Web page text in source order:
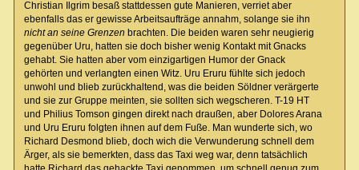
Christian Ilgrim besaß stattdessen gute Manieren, verriet aber
ebenfalls das er gewisse Arbeitsaufträge annahm, solange sie ihn
nicht an seine Grenzen brachten. Die beiden waren sehr neugierig
gegenüber Uru, hatten sie doch bisher wenig Kontakt mit Gnacks
gehabt. Sie hatten aber vom einzigartigen Humor der Gnack
gehörten und verlangten einen Witz. Uru Eruru fühlte sich jedoch
unwohl und blieb zurückhaltend, was die beiden Söldner verärgerte
und sie zur Gruppe meinten, sie sollten sich wegscheren. T-19 HT
und Philius Tomson gingen direkt nach draußen, aber Dolores Arana
und Uru Eruru folgten ihnen auf dem Fuße. Man wunderte sich, wo
Richard Desmond blieb, doch wich die Verwunderung schnell dem
Ärger, als sie bemerkten, dass das Taxi weg war, denn tatsächlich